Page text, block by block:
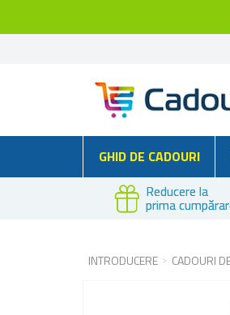
GHID DE CADOURI
Reducere la
prima
INTRODUCERE CADOURI